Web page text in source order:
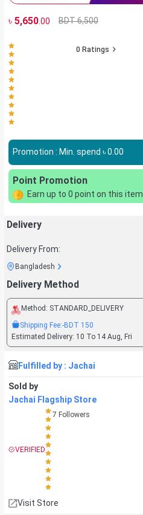
৳ 5,650.00 BDT 6,500
0 Ratings
Promotion : Min. spend ৳0.00
Point Promotion
Earn up to 0 point on this item
Delivery
Delivery From:
Bangladesh
Delivery Method
Method: STANDARD_DELIVERY
Shipping Fee:-BDT 150
Estimated Delivery: 10 To 14 Aug, Fri
Fulfilled by : Jachai
Sold by
Jachai Flagship Store
VERIFIED
7 Followers
Visit Store